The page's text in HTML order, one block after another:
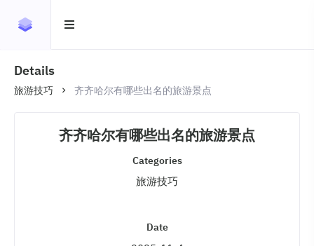
Details
旅游技巧 齐齐哈尔有哪些出名的旅游景点
齐齐哈尔有哪些出名的旅游景点
Categories
旅游技巧
Date